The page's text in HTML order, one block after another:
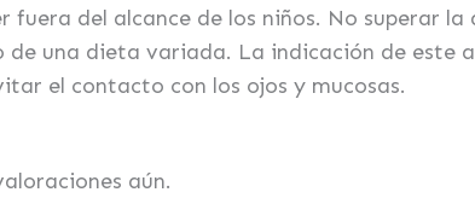
fuera del alcance de los niños. No superar
una dieta variada. La indicación de este
el contacto con los ojos y mucosas.
aún.